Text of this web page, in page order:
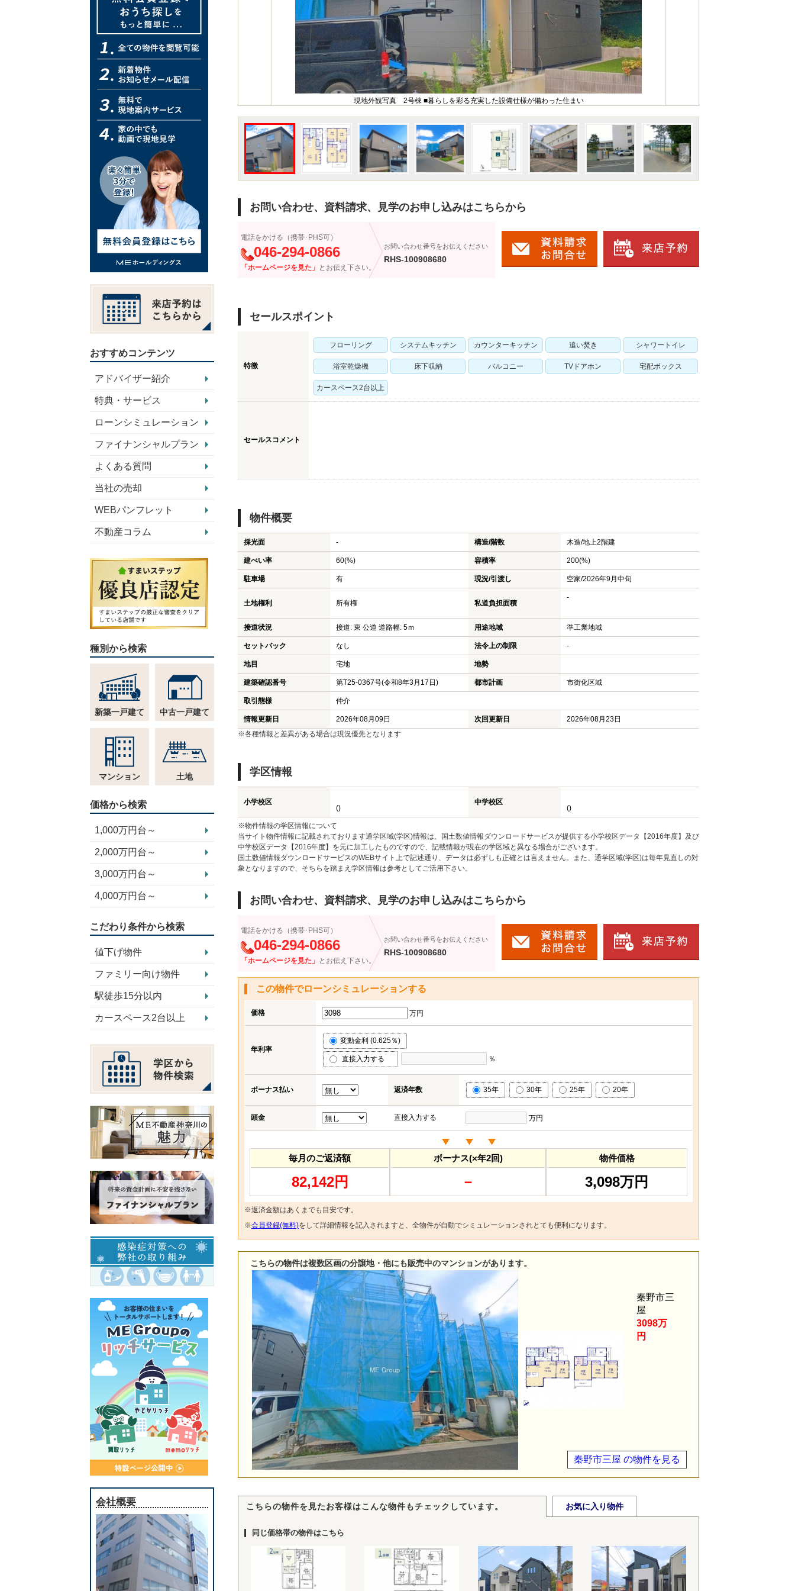
現地外観写真 2号棟 ■暮らしを彩る充実した設備仕様が備わった住まい
お問い合わせ、資料請求、見学のお申し込みはこちらから
電話をかける（携帯･PHS可）
046-294-0866
「ホームページを見た」 とお伝え下さい。
お問い合わせ番号をお伝えください
RHS-100908680
セールスポイント
特徴
フローリング システムキッチン カウンターキッチン 追い焚き シャワートイレ
浴室乾燥機 床下収納 バルコニー TVドアホン 宅配ボックス
カースペース2台以上
セールスコメント
物件概要
採光面 - 構造/階数 木造/地上2階建
建ぺい率 60(%) 容積率 200(%)
駐車場 有 現況/引渡し 空家/2026年9月中旬
土地権利 所有権 私道負担面積
-
接道状況 接道: 東 公道 道路幅: 5ｍ 用途地域 準工業地域
セットバック なし 法令上の制限 -
地目 宅地 地勢
建築確認番号 第T25-0367号(令和8年3月17日) 都市計画 市街化区域
取引態様 仲介
情報更新日 2026年08月09日 次回更新日
2026年08月23日
※各種情報と差異がある場合は現況優先となります
学区情報
小学校区
()
中学校区
()
※物件情報の学区情報について
当サイト物件情報に記載されております通学区域(学区)情報は、国土数値情報ダウンロードサービスが提供する小学校区データ【2016年度】及び
中学校区データ【2016年度】を元に加工したものですので、記載情報が現在の学区域と異なる場合がございます。
国土数値情報ダウンロードサービスのWEBサイト上で記述通り、データは必ずしも正確とは言えません。また、通学区域(学区)は毎年見直しの対
象となりますので、そちらを踏まえ学区情報は参考としてご活用下さい。
お問い合わせ、資料請求、見学のお申し込みはこちらから
電話をかける（携帯･PHS可）
046-294-0866
「ホームページを見た」 とお伝え下さい。
お問い合わせ番号をお伝えください
RHS-100908680
この物件でローンシミュレーションする
価格 万円
年利率
変動金利 (0.625％)
直接入力する ％
ボーナス払い 返済年数 35年 30年 25年 20年
頭金 直接入力する 万円
毎月のご返済額
82,142円
ボーナス(×年2回)
－
物件価格
3,098万円
※返済金額はあくまでも目安です。
※会員登録(無料)をして詳細情報を記入されますと、全物件が自動でシミュレーションされとても便利になります。
こちらの物件は複数区画の分譲地・他にも販売中のマンションがあります。
秦野市三屋 の物件を見る
秦野市三
屋
3098万
円
こちらの物件を見たお客様はこんな物件もチェックしています。 お気に入り物件
同じ価格帯の物件はこちら
おすすめコンテンツ
アドバイザー紹介
特典・サービス
ローンシミュレーション
ファイナンシャルプラン
よくある質問
当社の売却
WEBパンフレット
不動産コラム
種別から検索
新築一戸建て 中古一戸建て
マンション 土地
価格から検索
1,000万円台～
2,000万円台～
3,000万円台～
4,000万円台～
こだわり条件から検索
値下げ物件
ファミリー向け物件
駅徒歩15分以内
カースペース2台以上
会社概要